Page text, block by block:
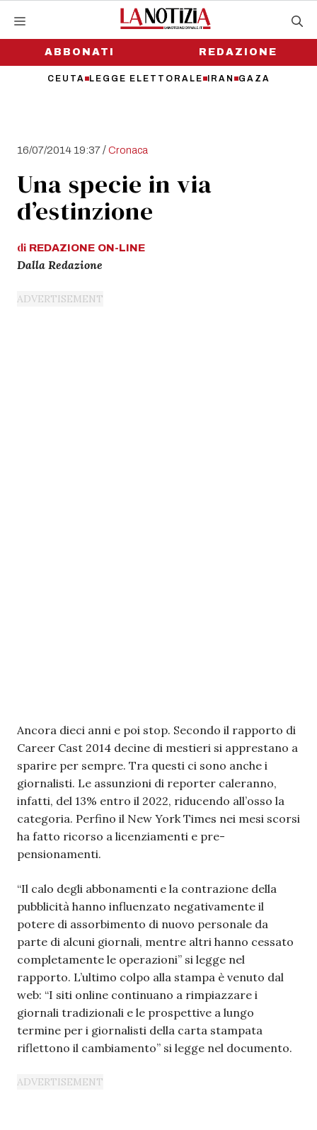
contenutoABBONATI
CEUTA LEGGE ELETTORALE IRAN GAZA
REDAZIONE
16/07/2014 19:37/Cronaca
Una specie in via
d’estinzione
di REDAZIONE ON-LINE
Dalla Redazione
Ancora dieci anni e poi stop. Secondo il rapporto di
Career Cast 2014 decine di mestieri si apprestano a
sparire per sempre. Tra questi ci sono anche i
giornalisti. Le assunzioni di reporter caleranno,
infatti, del 13% entro il 2022, riducendo all’osso la
categoria. Perfino il New York Times nei mesi scorsi
ha fatto ricorso a licenziamenti e pre-
pensionamenti.
“Il calo degli abbonamenti e la contrazione della
pubblicità hanno influenzato negativamente il
potere di assorbimento di nuovo personale da
parte di alcuni giornali, mentre altri hanno cessato
completamente le operazioni” si legge nel
rapporto. L’ultimo colpo alla stampa è venuto dal
web: “I siti online continuano a rimpiazzare i
giornali tradizionali e le prospettive a lungo
termine per i giornalisti della carta stampata
riflettono il cambiamento” si legge nel documento.